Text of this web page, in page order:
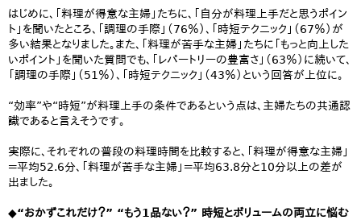
はじめに、「料理が得意な主婦」たちに、「自分が料理上手だと思うポイン
ト」を聞いたところ、「調理の手際」（76％）、「時短テクニック」（67％）が
多い結果となりました。また、「料理が苦手な主婦」たちに「もっと向上した
いポイント」を聞いた質問でも、「レパートリーの豊富さ」（63％）に続いて、
「調理の手際」（51％）、「時短テクニック」（43％）という回答が上位に。
“効率”や“時短”が料理上手の条件であるという点は、主婦たちの共通認
識であると言えそうです。
実際に、それぞれの普段の料理時間を比較すると、「料理が得意な主婦」
＝平均52.6分、「料理が苦手な主婦」＝平均63.8分と10分以上の差が
出ました。
◆“おかずこれだけ？” “もう1品ない？” 時短とボリュームの両立に悩む